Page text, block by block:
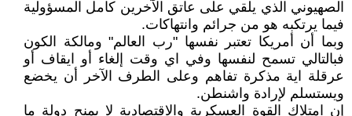
الصهيوني الذي يلقي على عاتق الآخرين كامل المسؤولية
فيما يرتكبه هو من جرائم وانتهاكات.
وبما أن أمريكا تعتبر نفسها "رب العالم" ومالكة الكون
فبالتالي تسمح لنفسها وفي اي وقت إلغاء أو ايقاف أو
عرقلة اية مذكرة تفاهم وعلى الطرف الآخر أن يخضع
ويستسلم لإرادة واشنطن.
إن امتلاك القوة العسكرية والاقتصادية لا يمنح دولة ما